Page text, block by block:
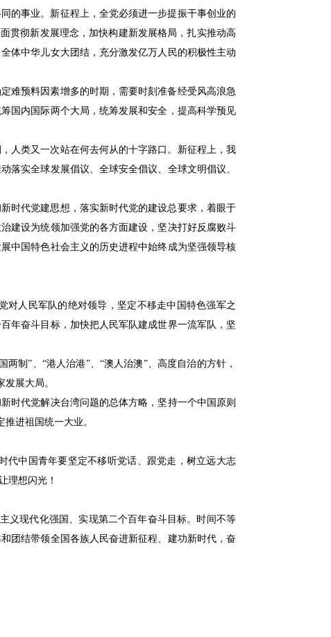
事业。新征程上，全党必须进一步提振干事创业的
贯彻新发展理念，加快构建新发展格局，扎实推动高
体中华儿女大团结，充分激发亿万人民的积极性主动
预料因素增多的时期，需要时刻准备经受风高浪急
国内国际两个大局，统筹发展和安全，提高科学预见
类又一次站在何去何从的十字路口。新征程上，我
落实全球发展倡议、全球安全倡议、全球文明倡议、
代党建思想，落实新时代党的建设总要求，着眼于
建设为统领加强党的各方面建设，坚决打好反腐败斗
中国特色社会主义的历史进程中始终成为坚强领导核
人民军队的绝对领导，坚定不移走中国特色强军之
年奋斗目标，加快把人民军队建成世界一流军队，坚
制”、“港人治港”、“澳人治澳”、高度自治的方针，
展大局。
代党解决台湾问题的总体方略，坚持一个中国原则
进祖国统一大业。
中国青年要坚定不移听党话、跟党走，树立远大志
理想闪光！
现代化强国、实现第二个百年奋斗目标。时间不等
团结带领全国各族人民奋进新征程、建功新时代，奋